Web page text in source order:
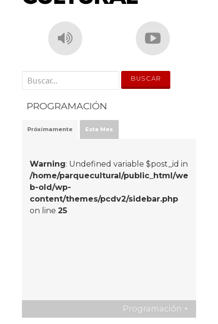
' . __('Search for:') . '
PROGRAMACIÓN
Próximamente Este Mes
Warning: Undefined variable $post_id in
/home/parquecultural/public_html/we
b-old/wp-
content/themes/pcdv2/sidebar.php
on line 25
Programación +